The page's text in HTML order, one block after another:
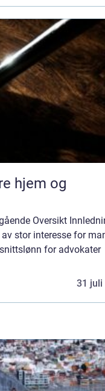
hjem og
Oversikt
stor interesse for
for advokater
31 juli